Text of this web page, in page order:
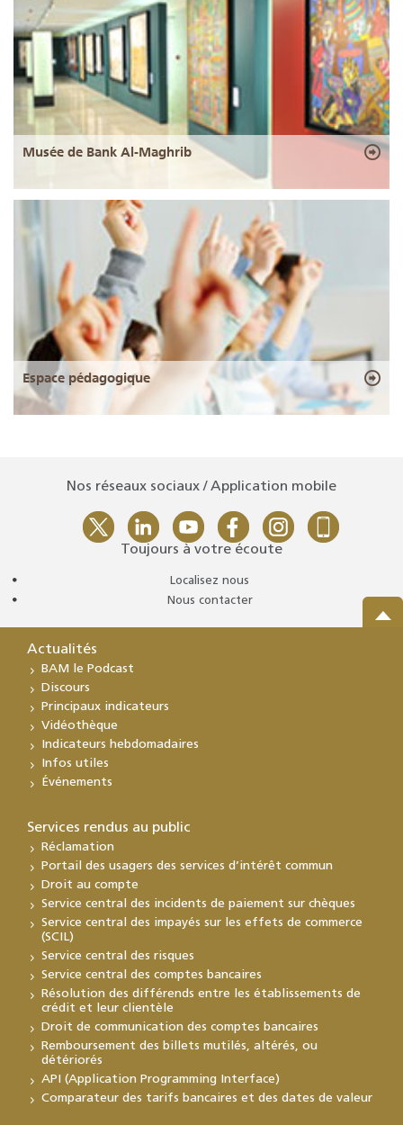
Musée de Bank Al-Maghrib
Espace pédagogique
Nos réseaux sociaux / Application mobile
Toujours à votre écoute
Localisez nous
Nous contacter
Actualités
BAM le Podcast
Discours
Principaux indicateurs
Vidéothèque
Indicateurs hebdomadaires
Infos utiles
Événements
Services rendus au public
Réclamation
Portail des usagers des services d’intérêt commun
Droit au compte
Service central des incidents de paiement sur chèques
Service central des impayés sur les effets de commerce
(SCIL)
Service central des risques
Service central des comptes bancaires
Résolution des différends entre les établissements de
crédit et leur clientèle
Droit de communication des comptes bancaires
Remboursement des billets mutilés, altérés, ou
détériorés
API (Application Programming Interface)
Comparateur des tarifs bancaires et des dates de valeur